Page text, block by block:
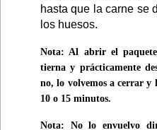
hasta que la carne se
los huesos.
Nota: Al abrir el
tierna y prácticamente
no, lo volvemos a cerrar y
10 o 15 minutos.
Nota: No lo envuelvo